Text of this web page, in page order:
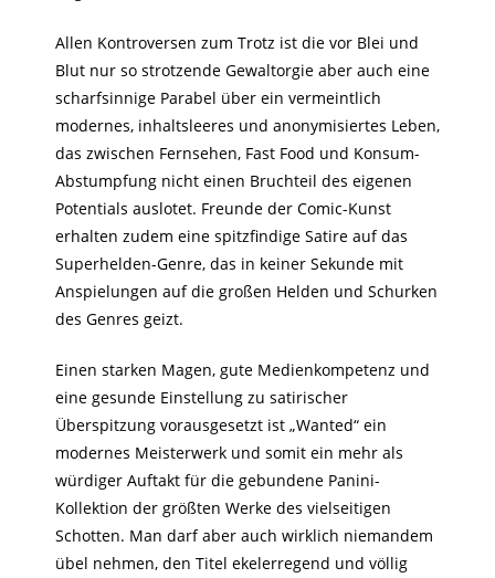
Allen Kontroversen zum Trotz ist die vor Blei und
Blut nur so strotzende Gewaltorgie aber auch eine
scharfsinnige Parabel über ein vermeintlich
modernes, inhaltsleeres und anonymisiertes Leben,
das zwischen Fernsehen, Fast Food und Konsum-
Abstumpfung nicht einen Bruchteil des eigenen
Potentials auslotet. Freunde der Comic-Kunst
erhalten zudem eine spitzfindige Satire auf das
Superhelden-Genre, das in keiner Sekunde mit
Anspielungen auf die großen Helden und Schurken
des Genres geizt.
Einen starken Magen, gute Medienkompetenz und
eine gesunde Einstellung zu satirischer
Überspitzung vorausgesetzt ist „Wanted“ ein
modernes Meisterwerk und somit ein mehr als
würdiger Auftakt für die gebundene Panini-
Kollektion der größten Werke des vielseitigen
Schotten. Man darf aber auch wirklich niemandem
übel nehmen, den Titel ekelerregend und völlig